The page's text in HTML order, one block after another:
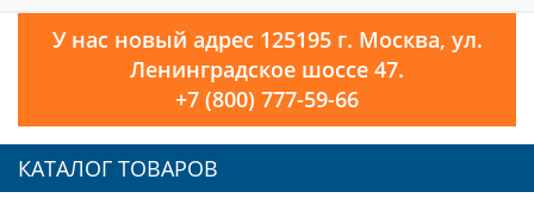
У нас новый адрес 125195 г. Москва, ул.
Ленинградское шоссе 47.
+7 (800) 777-59-66
КАТАЛОГ ТОВАРОВ